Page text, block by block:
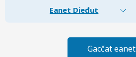
Eanet Dieđut
Gacčat eanet